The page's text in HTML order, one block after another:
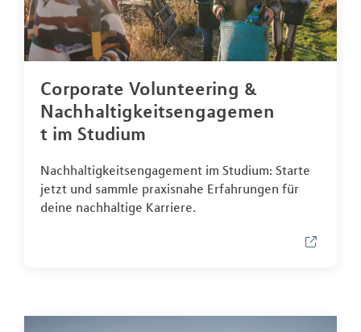
Corporate Volunteering &
Nachhaltigkeitsengagemen
t im Studium
Nachhaltigkeitsengagement im Studium: Starte
jetzt und sammle praxisnahe Erfahrungen für
deine nachhaltige Karriere.